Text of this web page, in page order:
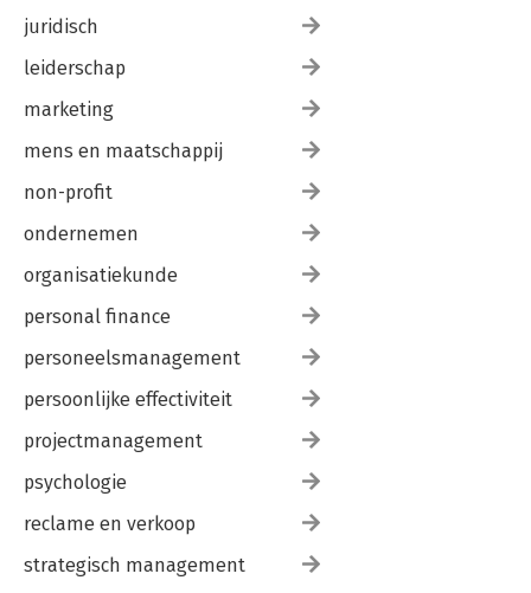
juridisch
leiderschap
marketing
mens en maatschappij
non-profit
ondernemen
organisatiekunde
personal finance
personeelsmanagement
persoonlijke effectiviteit
projectmanagement
psychologie
reclame en verkoop
strategisch management